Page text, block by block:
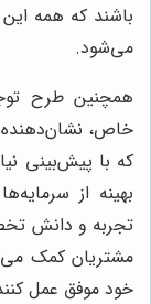
باشند که همه
می‌شود.
همچنین طرح
خاص،
که با پیش‌بینی
بهینه از
تجربه و دانش
مشتریان کمک
خود موفق عمل